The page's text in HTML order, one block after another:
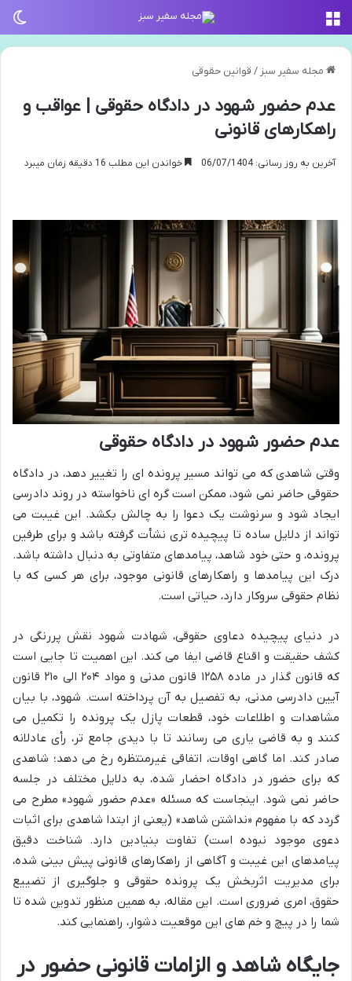
مجله سفیر سبز / قوانین حقوقی
عدم حضور شهود در دادگاه حقوقی | عواقب و
راهکارهای قانونی
آخرین به روز رسانی: 06/07/1404 خواندن این مطلب 16 دقیقه زمان میبرد
عدم حضور شهود در دادگاه حقوقی
وقتی شاهدی که می تواند مسیر پرونده ای را تغییر دهد، در دادگاه
حقوقی حاضر نمی شود، ممکن است گره ای ناخواسته در روند دادرسی
ایجاد شود و سرنوشت یک دعوا را به چالش بکشد. این غیبت می
تواند از دلایل ساده تا پیچیده تری نشأت گرفته باشد و برای طرفین
پرونده، و حتی خود شاهد، پیامدهای متفاوتی به دنبال داشته باشد.
درک این پیامدها و راهکارهای قانونی موجود، برای هر کسی که با
نظام حقوقی سروکار دارد، حیاتی است.
در دنیای پیچیده دعاوی حقوقی، شهادت شهود نقش پررنگی در
کشف حقیقت و اقناع قاضی ایفا می کند. این اهمیت تا جایی است
که قانون گذار در ماده ۱۲۵۸ قانون مدنی و مواد ۲۰۴ الی ۲۱۰ قانون
آیین دادرسی مدنی، به تفصیل به آن پرداخته است. شهود، با بیان
مشاهدات و اطلاعات خود، قطعات پازل یک پرونده را تکمیل می
کنند و به قاضی یاری می رسانند تا با دیدی جامع تر، رأی عادلانه
صادر کند. اما گاهی اوقات، اتفاقی غیرمنتظره رخ می دهد؛ شاهدی
که برای حضور در دادگاه احضار شده، به دلایل مختلف در جلسه
حاضر نمی شود. اینجاست که مسئله «عدم حضور شهود» مطرح می
گردد که با مفهوم «نداشتن شاهد» (یعنی از ابتدا شاهدی برای اثبات
دعوی موجود نبوده است) تفاوت بنیادین دارد. شناخت دقیق
پیامدهای این غیبت و آگاهی از راهکارهای قانونی پیش بینی شده،
برای مدیریت اثربخش یک پرونده حقوقی و جلوگیری از تضییع
حقوق، امری ضروری است. این مقاله، به همین منظور تدوین شده تا
شما را در پیچ و خم های این موقعیت دشوار، راهنمایی کند.
جایگاه شاهد و الزامات قانونی حضور در